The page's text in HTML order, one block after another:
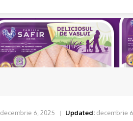
decembrie 6, 2025 Updated: decembrie